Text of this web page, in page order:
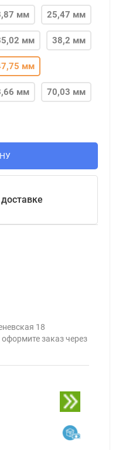
мм 25,47 мм
мм 38,2 мм
мм
мм 70,03 мм
18
заказ через